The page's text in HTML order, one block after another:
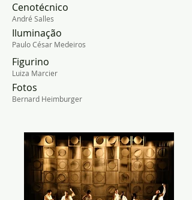
Cenotécnico
André Salles
Iluminação
Paulo César Medeiros
Figurino
Luiza Marcier
Fotos
Bernard Heimburger